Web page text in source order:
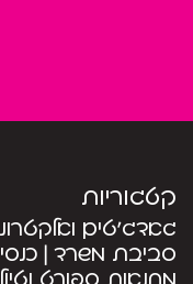
קטגוריות
גאדג’טים
סביבת משרד